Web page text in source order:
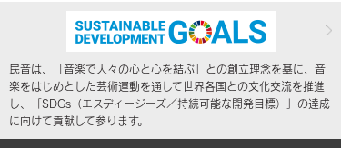
民音は、「音楽で人々の心と心を結ぶ」との創立理念を基に、音
楽をはじめとした芸術運動を通して世界各国との文化交流を推進
し、「SDGs（エスディージーズ／持続可能な開発目標）」の達成
に向けて貢献して参ります。